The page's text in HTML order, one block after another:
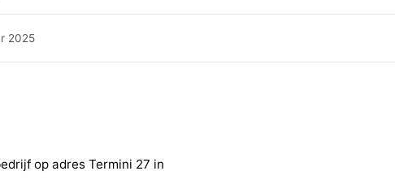
2025
op adres Termini 27 in